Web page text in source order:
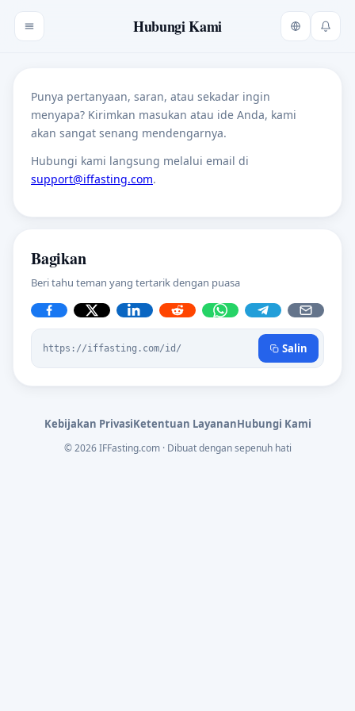
Hubungi Kami
Punya pertanyaan, saran, atau sekadar ingin
menyapa? Kirimkan masukan atau ide Anda, kami
akan sangat senang mendengarnya.
Hubungi kami langsung melalui email di
support@iffasting.com.
Bagikan
Beri tahu teman yang tertarik dengan puasa
https://iffasting.com/id/ Salin
Kebijakan PrivasiKetentuan LayananHubungi Kami
© 2026 IFFasting.com · Dibuat dengan sepenuh hati